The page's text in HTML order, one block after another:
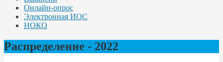
Онлайн-опрос
Электронная ИОС
НОКО
Распределение - 2022